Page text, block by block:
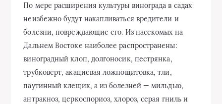
По мере расширения культуры винограда в садах
неизбежно будут накапливаться вредители и
болезни, повреждающие его. Из насекомых на
Дальнем Востоке наиболее распространены:
виноградный клоп, долгоносик, пестрянка,
трубковерт, акациевая ложнощитовка, тли,
паутинный клещик, а из болезней — мильдью,
антракноз, церкоспориоз, хлороз, серая гниль и